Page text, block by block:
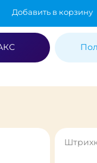
Добавить в корзину